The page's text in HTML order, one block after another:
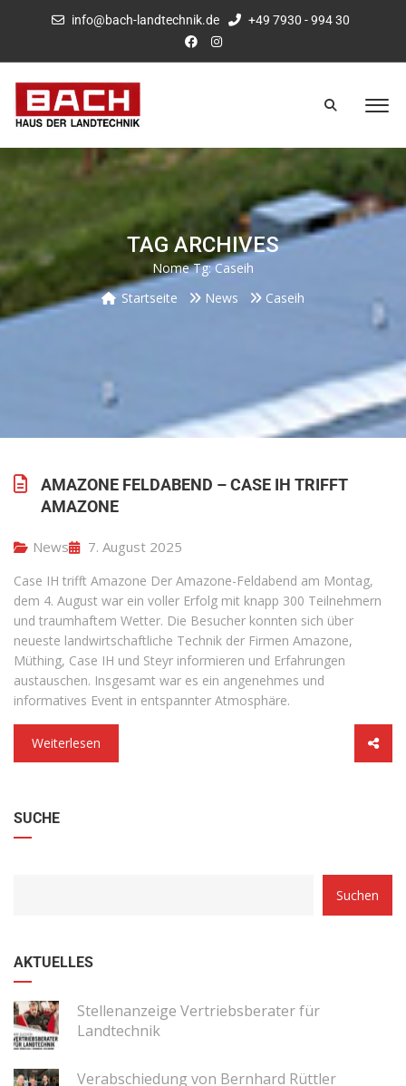
info@bach-landtechnik.de +49 7930 - 994 30
TAG ARCHIVES
Nome Tg:Caseih
Startseite
News Caseih
AMAZONE FELDABEND – CASE IH TRIFFT
AMAZONE
News 7. August 2025
Case IH trifft Amazone Der Amazone-Feldabend am Montag,
dem 4. August war ein voller Erfolg mit knapp 300 Teilnehmern
und traumhaftem Wetter. Die Besucher konnten sich über
neueste landwirtschaftliche Technik der Firmen Amazone,
Müthing, Case IH und Steyr informieren und Erfahrungen
austauschen. Insgesamt war es ein angenehmes und
informatives Event in entspannter Atmosphäre.
Weiterlesen
SUCHE
Suchen
AKTUELLES
Stellenanzeige Vertriebsberater für
Landtechnik
Verabschiedung von Bernhard Rüttler